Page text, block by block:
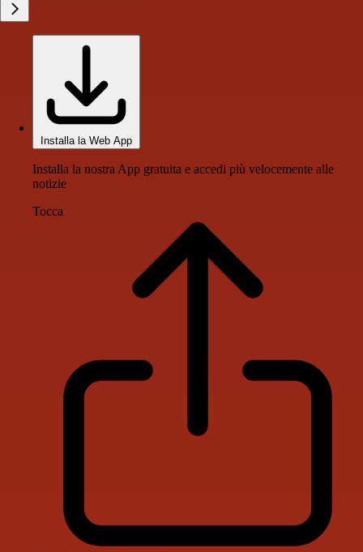
Installa la Web App
Installa la nostra App gratuita e accedi più velocemente alle
notizie
Tocca